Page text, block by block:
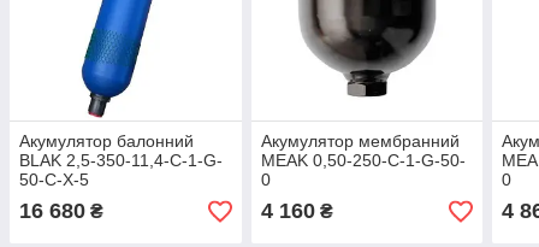
Акумулятор балонний
BLAK 2,5-350-11,4-C-1-G-
50-C-X-5
16 680 ₴
Акумулятор мембранний
MEAK 0,50-250-C-1-G-50-
0
4 160₴
0
4